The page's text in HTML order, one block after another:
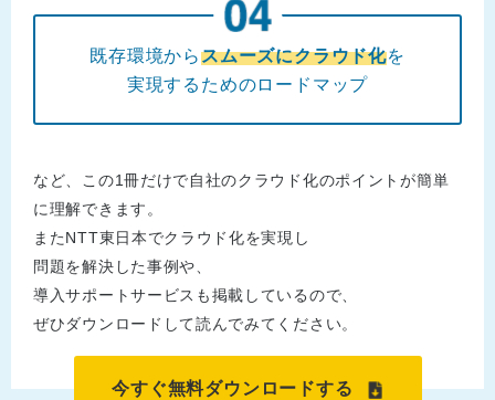
既存環境からスムーズにクラウド化を
実現するためのロードマップ
など、この1冊だけで自社のクラウド化のポイントが簡単
に理解できます。
またNTT東日本でクラウド化を実現し
問題を解決した事例や、
導入サポートサービスも掲載しているので、
ぜひダウンロードして読んでみてください。
今すぐ無料ダウンロードする